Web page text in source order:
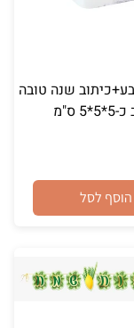
שנה טובה
ס"מ
הוסף לסל